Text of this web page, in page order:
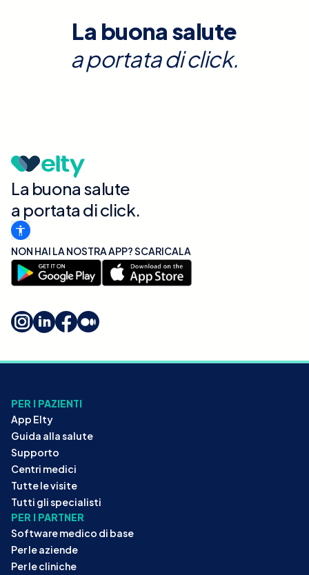
La buona salute
a portata di click.
La buona salute
a portata di click.
NON HAI LA NOSTRA APP? SCARICALA
PER I PAZIENTI
App Elty
Guida alla salute
Supporto
Centri medici
Tutte le visite
Tutti gli specialisti
PER I PARTNER
Software medico di base
Per le aziende
Per le cliniche